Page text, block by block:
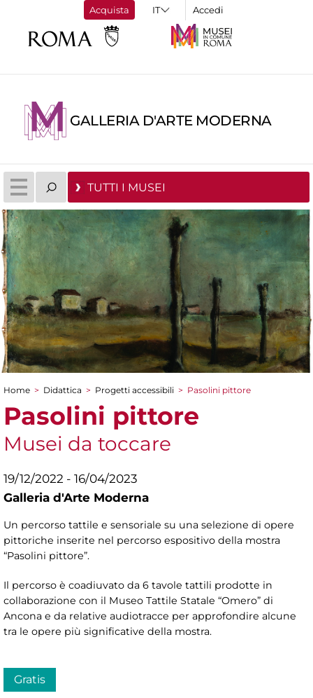
Acquista Accedi
GALLERIA D'ARTE MODERNA
TUTTI I MUSEI
Tu sei qui
Home > Didattica > Progetti accessibili > Pasolini pittore
Pasolini pittore
Musei da toccare
19/12/2022 - 16/04/2023
Galleria d'Arte Moderna
Un percorso tattile e sensoriale su una selezione di opere
pittoriche inserite nel percorso espositivo della mostra
“Pasolini pittore”.
Il percorso è coadiuvato da 6 tavole tattili prodotte in
collaborazione con il Museo Tattile Statale “Omero” di
Ancona e da relative audiotracce per approfondire alcune
tra le opere più significative della mostra.
Gratis